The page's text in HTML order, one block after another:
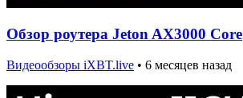
Обзор роутера Jeton AX3000 Core
Видеообзоры iXBT.live • 6 месяцев назад